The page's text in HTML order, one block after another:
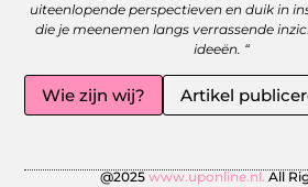
uiteenlopende perspectieven en duik in
die je meenemen langs verrassende
ideeën. “
Wie zijn wij? Artikel
@2025 www.uponline.nl. All